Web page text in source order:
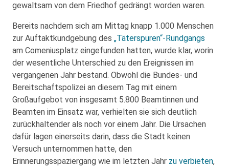
gewaltsam von dem Friedhof gedrängt worden waren.
Bereits nachdem sich am Mittag knapp 1.000 Menschen
zur Auftaktkundgebung des „Täterspuren“-Rundgangs
am Comeniusplatz eingefunden hatten, wurde klar, worin
der wesentliche Unterschied zu den Ereignissen im
vergangenen Jahr bestand. Obwohl die Bundes- und
Bereitschaftspolizei an diesem Tag mit einem
Großaufgebot von insgesamt 5.800 Beamtinnen und
Beamten im Einsatz war, verhielten sie sich deutlich
zurückhaltender als noch vor einem Jahr. Die Ursachen
dafür lagen einerseits darin, dass die Stadt keinen
Versuch unternommen hatte, den
Erinnerungsspaziergang wie im letzten Jahr zu verbieten,